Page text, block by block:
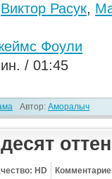
Виктор Расук,
Фоули
/ 01:45
Автор: Аморалыч
HD